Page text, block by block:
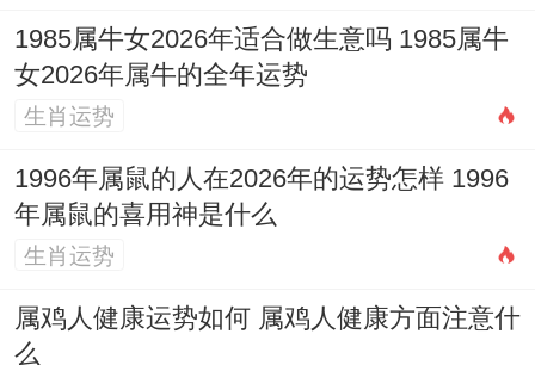
示，告诉自己新的开始必然万事顺意，这种
对美好生活的期盼同用心经营的方法，自身
就会带来正能量！这些老传统能流传至今,确
实有它的道理在！
说到底、选择一个好的入宅日子；是为了给
新家讨个好彩头,祈求未来的生活能够平安顺
遂,家庭合睦，虽然现在的年轻人或许不像老
1985属牛女2026年适合做生意吗 1985属牛
女2026年属牛的全年运势
生肖运势
1996年属鼠的人在2026年的运势怎样 1996
年属鼠的喜用神是什么
生肖运势
属鸡人健康运势如何 属鸡人健康方面注意什
么